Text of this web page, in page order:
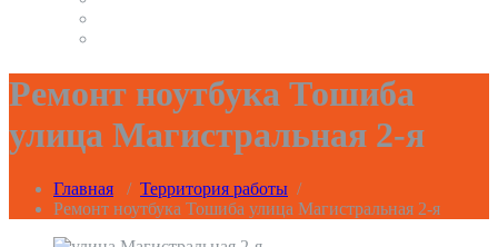
Ремонт ноутбука Тошиба
улица Магистральная 2-я
Главная / Территория работы /
Ремонт ноутбука Тошиба улица Магистральная 2-я